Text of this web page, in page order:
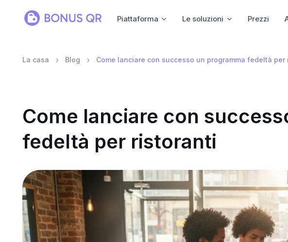
Piattaforma Le soluzioni Prezzi
La casa Blog Come lanciare con successo un programma fedeltà per
Come lanciare con
fedeltà per ristoranti